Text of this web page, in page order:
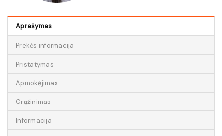
Aprašymas
Prekės informacija
Pristatymas
Apmokėjimas
Grąžinimas
Informacija